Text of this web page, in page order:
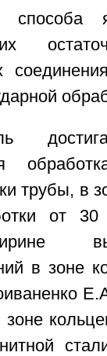
способа
трубы, в
от
в зоне